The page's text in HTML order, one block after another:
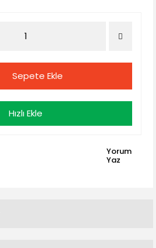
Sepete Ekle
Hızlı Ekle
Yorum
Yaz